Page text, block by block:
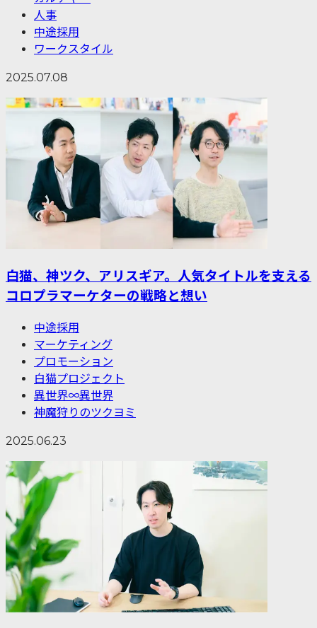
人事
中途採用
ワークスタイル
2025.07.08
白猫、神ツク、アリスギア。人気タイトルを支える
コロプラマーケターの戦略と想い
中途採用
マーケティング
プロモーション
白猫プロジェクト
異世界∞異世界
神魔狩りのツクヨミ
2025.06.23